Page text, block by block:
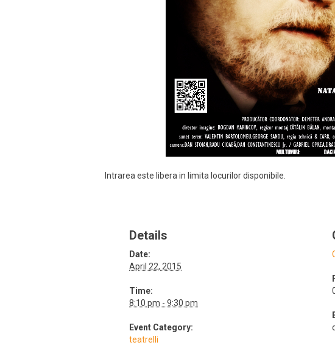
Intrarea este libera in limita locurilor disponibile.
Details
Date:
April 22, 2015
Time:
8:10 pm - 9:30 pm
Event Category:
teatrelli